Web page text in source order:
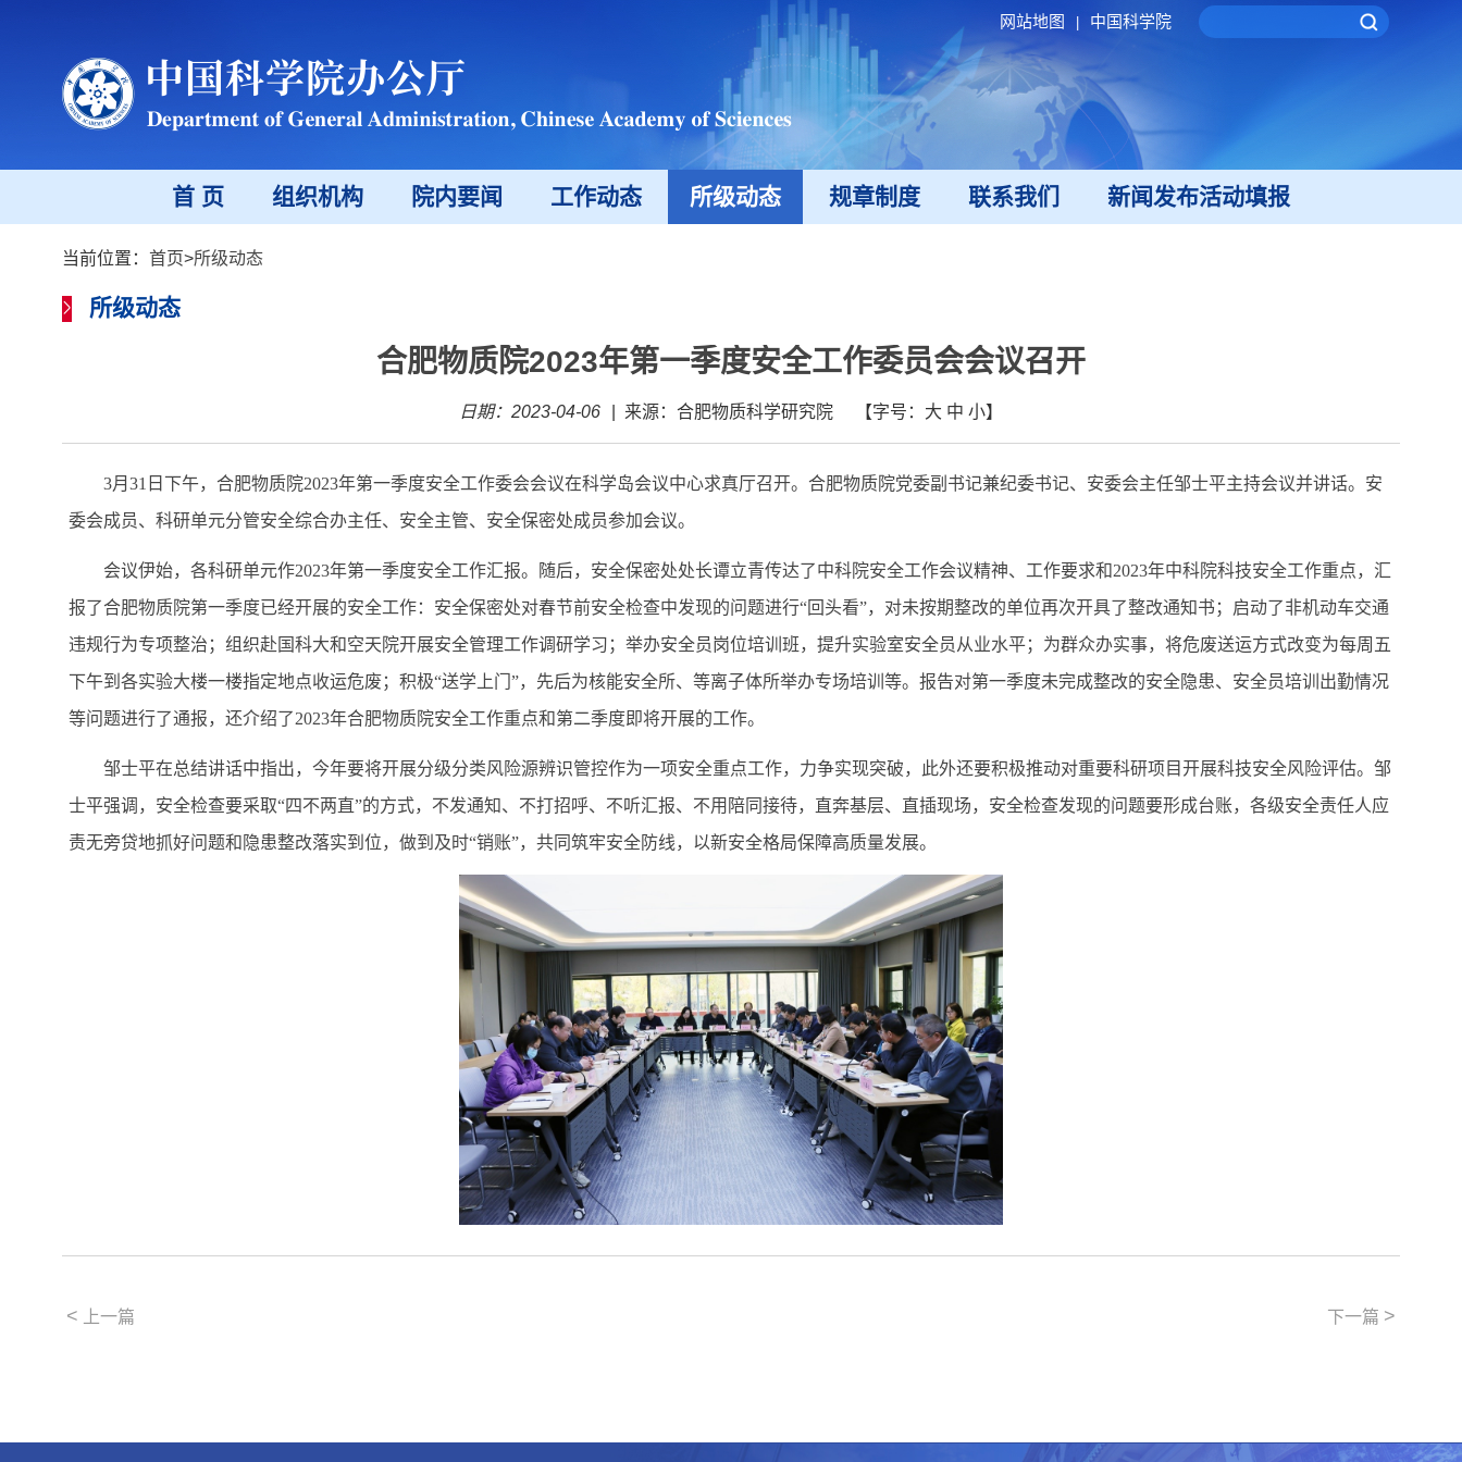
网站地图 中国科学院
首 页 组织机构 院内要闻 工作动态 所级动态 规章制度 联系我们 新闻发布活动填报
当前位置： 首页>所级动态
所级动态
合肥物质院2023年第一季度安全工作委员会会议召开
日期：2023-04-06 来源：合肥物质科学研究院 【字号： 大 中 小】
3月 31 日下午，合肥物质院2023年第一季度安全工作委会会议在科学岛会议中心求真厅召开。合肥物质院党委副书记兼纪委书记、安委会主任邹士平主持会议并讲话。安
委会成员、科研单元分管安全综合办主任、安全主管、安全保密处成员参加会议。
会议伊始，各科研单元作2023年第一季度安全工作汇报。随后，安全保密处处长谭立青传达了中科院安全工作会议精神、工作要求和2023年中科院科技安全工作重点，汇
报了合肥物质院第一季度已经开展的安全工作：安全保密处对春节前安全检查中发现的问题进行“回头看”，对未按期整改的单位再次开具了整改通知书；启动了非机动车交通
违规行为专项整治；组织赴国科大和空天院开展安全管理工作调研学习；举办安全员岗位培训班，提升实验室安全员从业水平；为群众办实事，将危废送运方式改变为每周五
下午到各实验大楼一楼指定地点收运危废；积极“送学上门”，先后为核能安全所、等离子体所举办专场培训等。报告对第一季度未完成整改的安全隐患、安全员培训出勤情况
等问题进行了通报，还介绍了2023年合肥物质院安全工作重点和第二季度即将开展的工作。
邹士平在总结讲话中指出，今年要将开展分级分类风险源辨识管控作为一项安全重点工作，力争实现突破，此外还要积极推动对重要科研项目开展科技安全风险评估。邹
士平强调，安全检查要采取“四不两直”的方式，不发通知、不打招呼、不听汇报、不用陪同接待，直奔基层、直插现场，安全检查发现的问题要形成台账，各级安全责任人应
责无旁贷地抓好问题和隐患整改落实到位，做到及时“销账”，共同筑牢安全防线，以新安全格局保障高质量发展。
< 上一篇 下一篇 >